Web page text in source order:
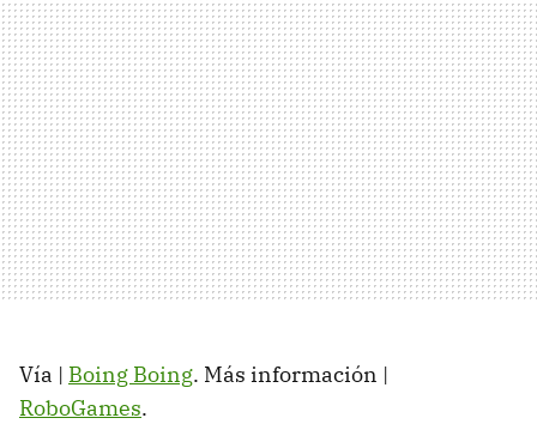
Vía | Boing Boing. Más información |
RoboGames.